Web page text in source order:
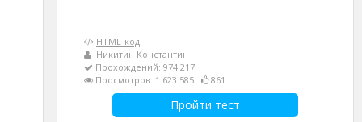
HTML-код
Никитин Константин
Прохождений: 974 217
Просмотров: 1 623 585
861
Пройти тест